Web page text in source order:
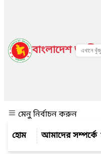
বাংলাদেশ
মেনু নির্বাচন করুন
আমাদের সম্পর্কে